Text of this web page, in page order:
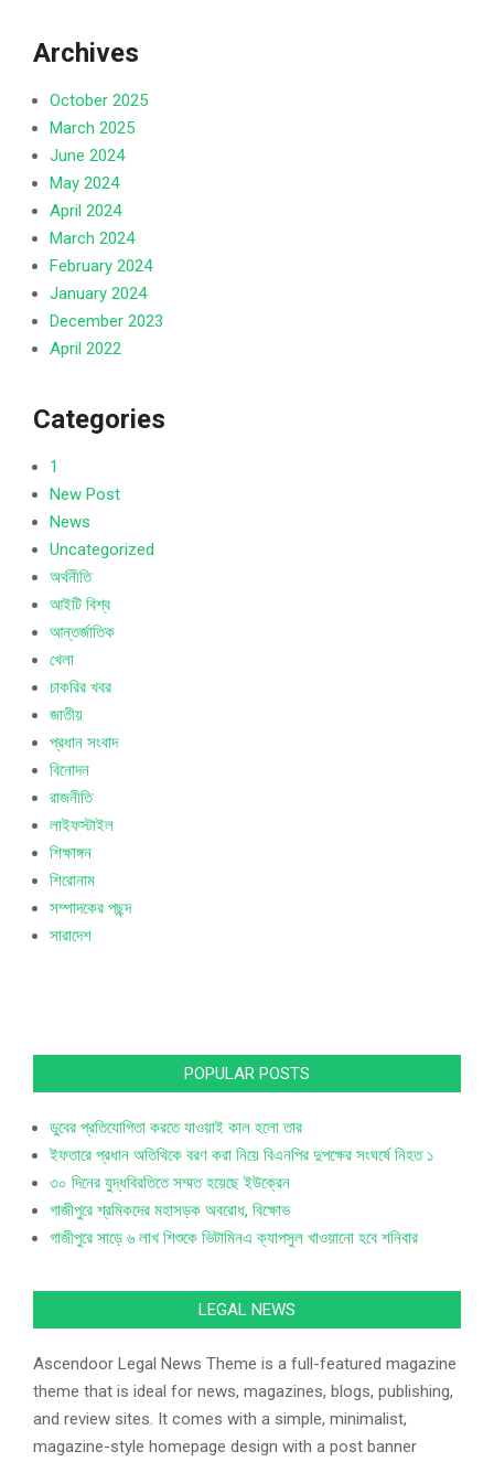
Archives
October 2025
March 2025
June 2024
May 2024
April 2024
March 2024
February 2024
January 2024
December 2023
April 2022
Categories
1
New Post
News
Uncategorized
অর্থনীতি
আইটি বিশ্ব
আন্তর্জাতিক
খেলা
চাকরির খবর
জাতীয়
প্রধান সংবাদ
বিনোদন
রাজনীতি
লাইফস্টাইল
শিক্ষাঙ্গন
শিরোনাম
সম্পাদকের পছন্দ
সারাদেশ
POPULAR POSTS
ডুবের প্রতিযোগিতা করতে যাওয়াই কাল হলো তার
ইফতারে প্রধান অতিথিকে বরণ করা নিয়ে বিএনপির দুপক্ষের সংঘর্ষে নিহত ১
৩০ দিনের যুদ্ধবিরতিতে সম্মত হয়েছে ইউক্রেন
গাজীপুরে শ্রমিকদের মহাসড়ক অবরোধ, বিক্ষোভ
গাজীপুরে সাড়ে ৬ লাখ শিশুকে ভিটামিনএ ক্যাপসুল খাওয়ানো হবে শনিবার
LEGAL NEWS
Ascendoor Legal News Theme is a full-featured magazine
theme that is ideal for news, magazines, blogs, publishing,
and review sites. It comes with a simple, minimalist,
magazine-style homepage design with a post banner